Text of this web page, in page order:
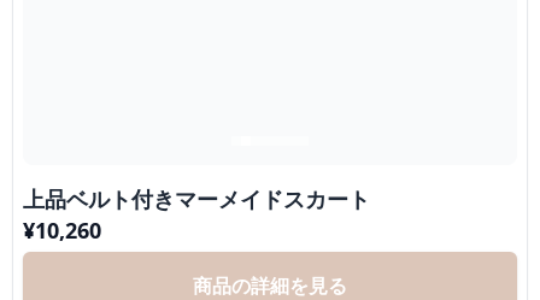
上品ベルト付きマーメイドスカート
¥10,260
商品の詳細を見る